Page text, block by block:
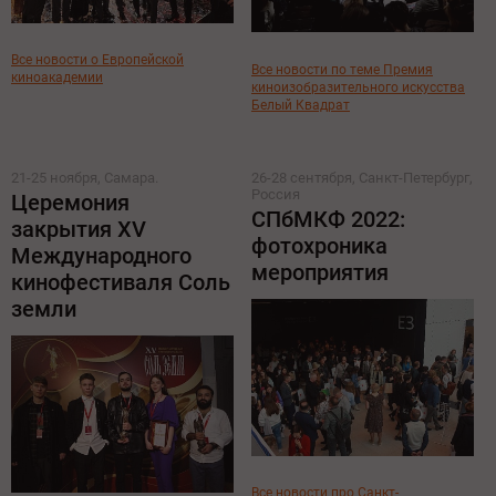
Все новости о Европейской
киноакадемии
Все новости по теме Премия
киноизобразительного искусства
Белый Квадрат
21-25 ноября, Самара.
Церемония
закрытия XV
Международного
кинофестиваля Соль
земли
26-28 сентября, Санкт-Петербург,
Россия
СПбМКФ 2022:
фотохроника
мероприятия